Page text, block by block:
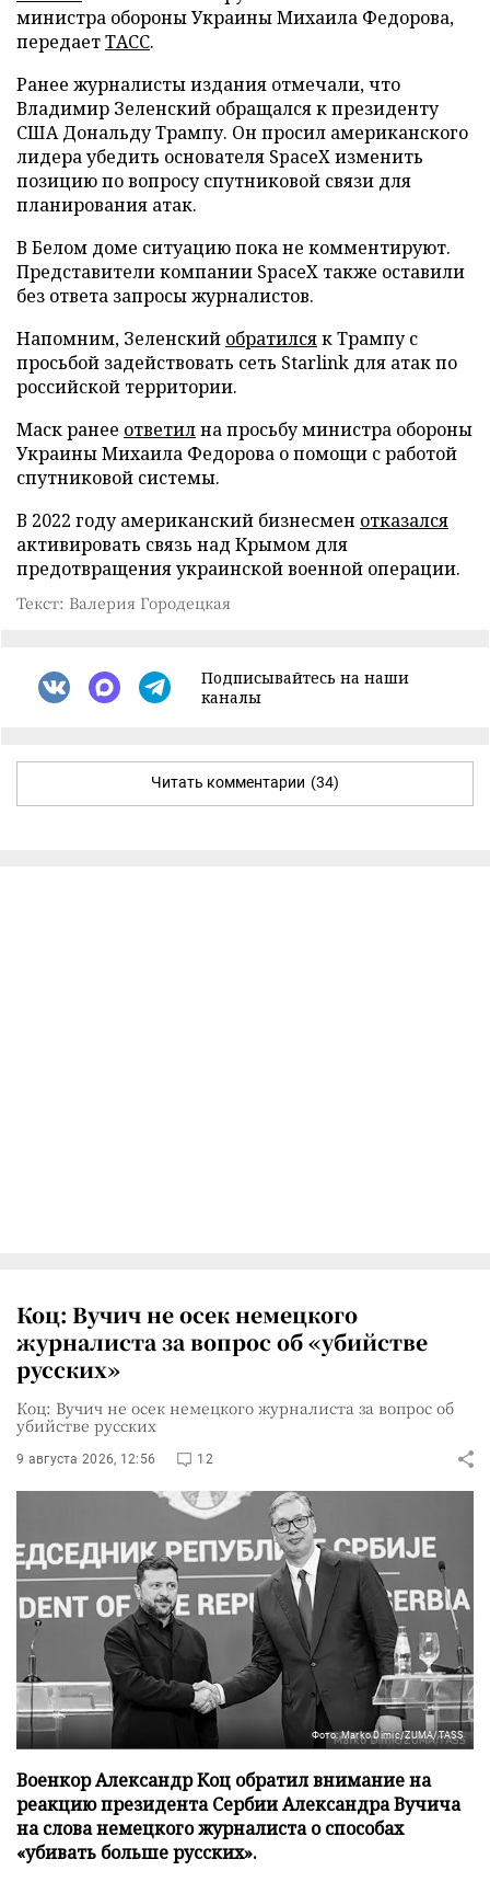
министра обороны Украины Михаила Федорова,
передаетТАСС.
Ранее журналисты издания отмечали, что
Владимир Зеленский обращался к президенту
США Дональду Трампу. Он просил американского
лидера убедить основателя SpaceX изменить
позицию по вопросу спутниковой связи для
планирования атак.
В Белом доме ситуацию пока не комментируют.
Представители компании SpaceX также оставили
без ответа запросы журналистов.
Напомним, Зеленский обратилсяк Трампу с
просьбой задействовать сеть Starlink для атак по
российской территории.
Маск ранее ответилна просьбу министра обороны
Украины Михаила Федорова о помощи с работой
спутниковой системы.
В 2022 году американский бизнесмен отказался
активировать связь над Крымом для
предотвращения украинской военной операции.
Текст: Валерия Городецкая
Подписывайтесь на наши
каналы
Читать комментарии (34)
Коц: Вучич не осек немецкого
журналиста за вопрос об «убийстве
русских»
Коц: Вучич не осек немецкого журналиста за вопрос об
убийстве русских
9 августа 2026, 12:56 12
Фото: Marko Dimic/ZUMA/TASS
Военкор Александр Коц обратил внимание на
реакцию президента Сербии Александра Вучича
на слова немецкого журналиста о способах
«убивать больше русских».